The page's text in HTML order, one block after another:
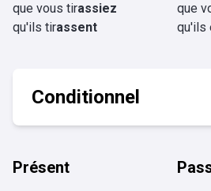
que vous tirassiez
qu'ils tirassent
que
qu'ils
Conditionnel
Présent